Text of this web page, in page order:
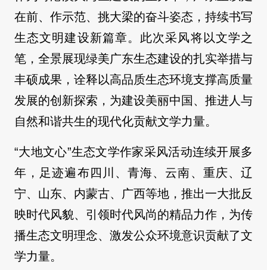
在前、作示范、挑大梁的奋斗姿态，持续书写
生态文明建设新篇章。此次采风将以文学之
笔，全景展现绿美广东生态建设的扎实举措与
丰硕成果，诠释以高品质生态环境支撑高质量
发展的创新探索，为建设美丽中国、推进人与
自然和谐共生的现代化贡献文学力量。
“大地文心”生态文学作家采风活动连续开展多
年，足迹遍布四川、青海、云南、重庆、辽
宁、山东、内蒙古、广西等地，推出一大批反
映时代风貌、引领时代风尚的精品力作，为传
播生态文明理念、激发公众环境意识贡献了文
学力量。